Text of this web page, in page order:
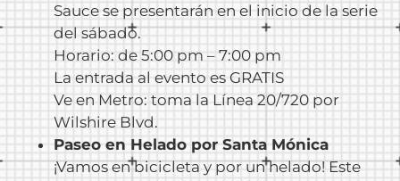
Sauce se presentarán en el inicio de la serie
del sábado.
Horario: de 5:00 pm – 7:00 pm
La entrada al evento es GRATIS
Ve en Metro: toma la Línea 20/720 por
Wilshire Blvd.
Paseo en Helado por Santa Mónica
¡Vamos en bicicleta y por un helado! Este